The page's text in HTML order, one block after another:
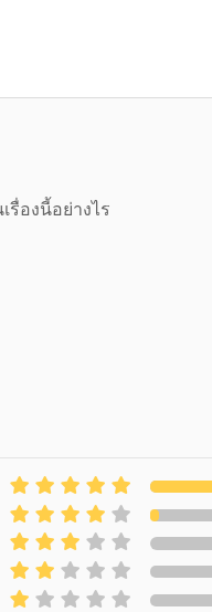
รื่องนี้อย่างไร